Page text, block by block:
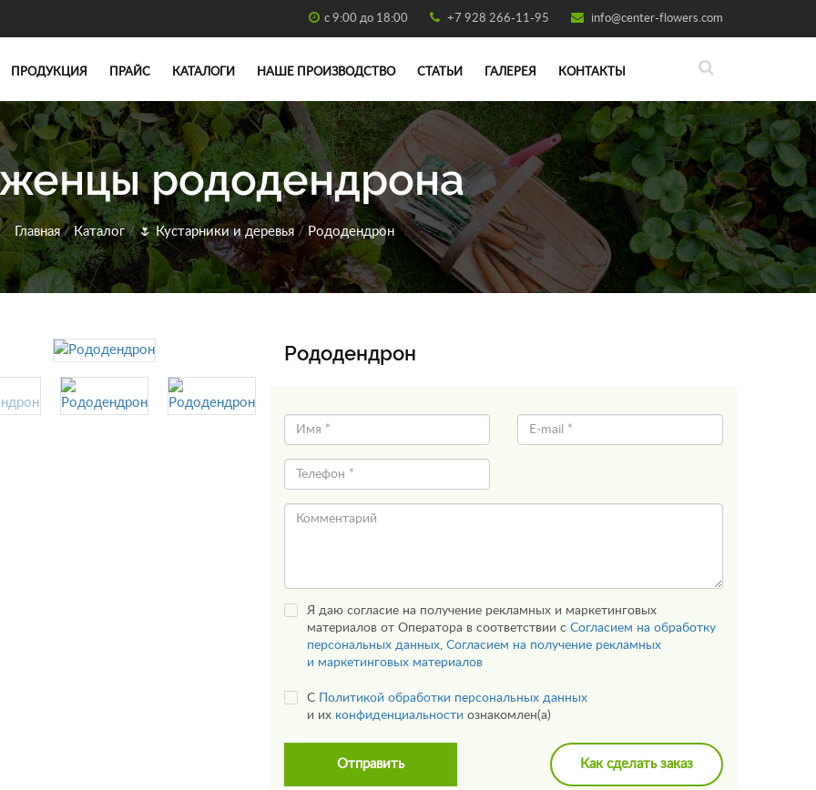
с 9:00 до 18:00 +7 928 266-11-95 info@center-flowers.com
ПРОДУКЦИЯ ПРАЙС КАТАЛОГИ НАШЕ ПРОИЗВОДСТВО СТАТЬИ ГАЛЕРЕЯ КОНТАКТЫ
рододендрона
Главная/Каталог/🌷Кустарники и деревья/ Рододендрон
Рододендрон
Я даю согласие на получение рекламных и маркетинговых
материалов от Оператора в соответствии сСогласием на обработку
персональных данных,Согласием на получение рекламных
и маркетинговых материалов
С
Политикой обработки персональных данных
и их конфиденциальности ознакомлен(а)
Отправить Как сделать заказ